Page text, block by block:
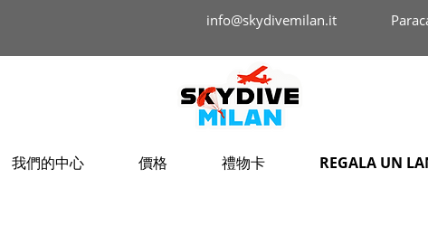
info@skydivemilan.it​
我們的中心 價格 禮物卡 REGALA UN